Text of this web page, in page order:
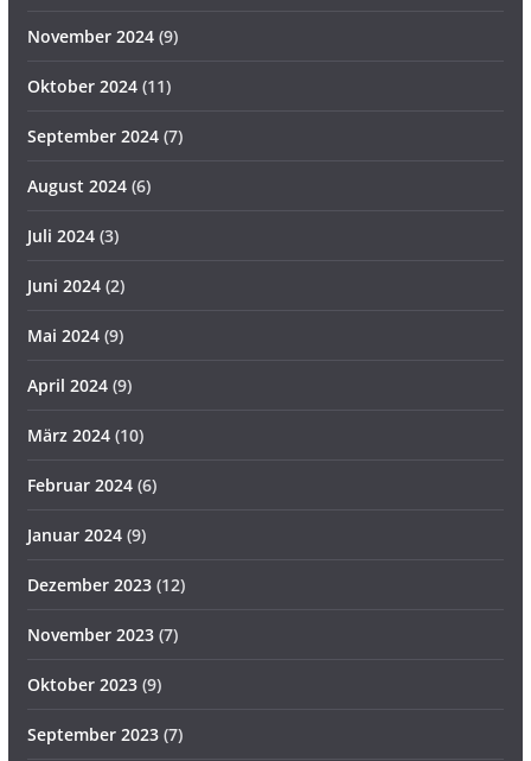
November 2024(9)
Oktober 2024(11)
September 2024(7)
August 2024(6)
Juli 2024(3)
Juni 2024(2)
Mai 2024(9)
April 2024(9)
März 2024(10)
Februar 2024(6)
Januar 2024(9)
Dezember 2023(12)
November 2023(7)
Oktober 2023(9)
September 2023(7)